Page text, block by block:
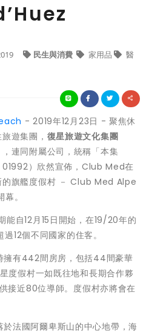
民生與消費 家用品 醫
- 2019年12月23日 - 聚焦休
遊集團， 復星旅遊文化集團
，連同附屬公司，統稱「本集
01992）欣然宣佈，Club Med在
的旗艦度假村 － Club Med Alpe
。
自12月15日開始，在19/20年的
12個不同國家的住客。
有442間房房，包括44間豪華
度假村一如既往地和長期合作夥
接近80位導師。度假村亦將會在
法國阿爾卑斯山的中心地帶，海